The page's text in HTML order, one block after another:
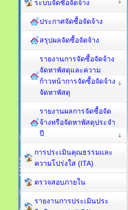
ระบบจัดซื้อจัดจ้าง
ประกาศจัดซื้อจัดจ้าง
สรุปผลจัดซื้อจัดจ้าง
รายงานการจัดซื้อจัดจ้าง
จัดหาพัสดุและความ
ก้าวหน้าการจัดซื้อจัดจ้าง
จัดหาพัสดุ
รายงานผลการจัดซื้อจัด
จ้างหรือจัดหาพัสดุประจำ
ปี
การประเมินคุณธรรมและ
ความโปร่งใส (ITA)
ตรวจสอบภายใน
รายงานการประเมินประ